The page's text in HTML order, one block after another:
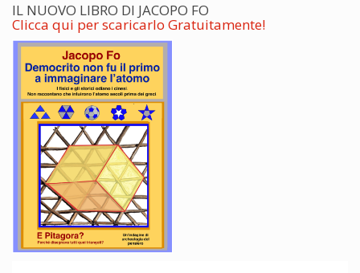
IL NUOVO LIBRO DI JACOPO FO
Clicca qui per scaricarlo Gratuitamente!